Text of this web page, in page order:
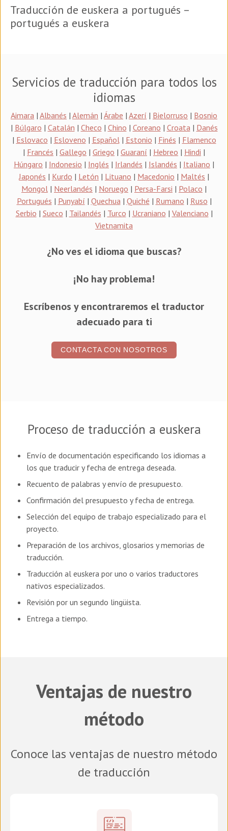
Traducción de euskera a portugués –
portugués a euskera
Servicios de traducción para todos los
idiomas
Aimara | Albanés | Alemán | Árabe | Azerí | Bielorruso | Bosnio
| Búlgaro | Catalán | Checo | Chino | Coreano | Croata | Danés
| Eslovaco | Esloveno | Español | Estonio | Finés | Flamenco
| Francés | Gallego | Griego | Guaraní | Hebreo | Hindi |
Húngaro | Indonesio | Inglés | Irlandés | Islandés | Italiano |
Japonés | Kurdo | Letón | Lituano | Macedonio | Maltés |
Mongol | Neerlandés | Noruego | Persa-Farsi | Polaco |
Portugués | Punyabí | Quechua | Quiché | Rumano | Ruso |
Serbio | Sueco | Tailandés | Turco | Ucraniano | Valenciano |
Vietnamita
¿No ves el idioma que buscas?
¡No hay problema!
Escríbenos y encontraremos el traductor
adecuado para ti
CONTACTA CON NOSOTROS
Proceso de traducción a euskera
Envío de documentación especificando los idiomas a
los que traducir y fecha de entrega deseada.
Recuento de palabras y envío de presupuesto.
Confirmación del presupuesto y fecha de entrega.
Selección del equipo de trabajo especializado para el
proyecto.
Preparación de los archivos, glosarios y memorias de
traducción.
Traducción al euskera por uno o varios traductores
nativos especializados.
Revisión por un segundo lingüista.
Entrega a tiempo.
Ventajas de nuestro
método
Conoce las ventajas de nuestro método
de traducción